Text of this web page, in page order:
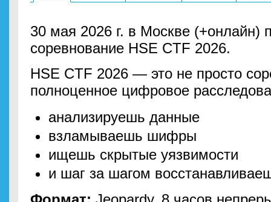
30 мая 2026 г. в Москве (+онлайн)
соревнование HSE CTF 2026.
HSE CTF 2026 — это не просто
полноценное цифровое
анализируешь данные
взламываешь шифры
ищешь скрытые уязвимости
и шаг за шагом